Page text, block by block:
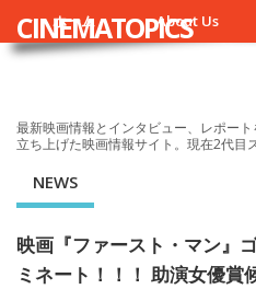
ホーム About Us
CINEMATOPICS
最新映画情報とインタビュー、レポー
立ち上げた映画情報サイト。現在2代目
NEWS
映画『ファースト・マン』
ミネート！！！ 助演女優賞